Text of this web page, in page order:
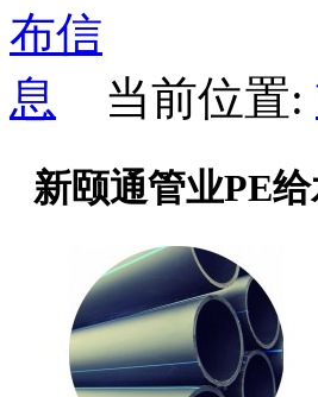
当前位置:
新颐通管业PE